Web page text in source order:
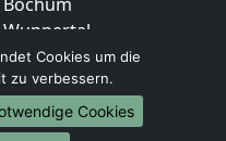
Bielefeld
Bonn
Münster
Cookies um die
zu verbessern.
Cookies